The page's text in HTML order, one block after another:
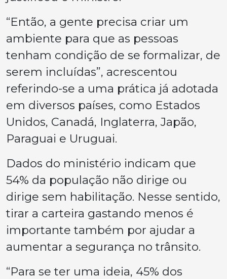
“Então, a gente precisa criar um
ambiente para que as pessoas
tenham condição de se formalizar, de
serem incluídas”, acrescentou
referindo-se a uma prática já adotada
em diversos países, como Estados
Unidos, Canadá, Inglaterra, Japão,
Paraguai e Uruguai.
Dados do ministério indicam que
54% da população não dirige ou
dirige sem habilitação. Nesse sentido,
tirar a carteira gastando menos é
importante também por ajudar a
aumentar a segurança no trânsito.
“Para se ter uma ideia, 45% dos